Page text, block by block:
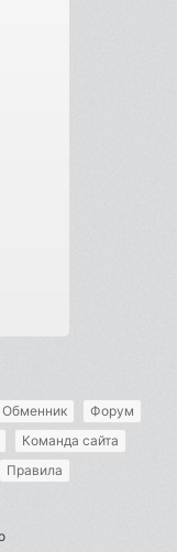
Обменник
Форум
Команда сайта
Правила